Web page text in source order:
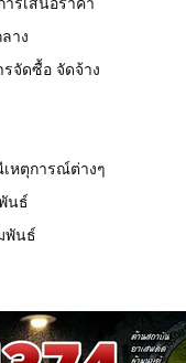
าง
จัดซื้อ จัดจ้าง
หตุการณ์ต่างๆ
นธ์
พันธ์